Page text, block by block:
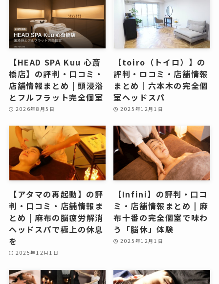
【HEAD SPA Kuu 心斎
橋店】の評判・口コミ・
店舗情報まとめ | 頭浸浴
とフルフラット完全個室
2026年8月5日
【toiro（トイロ）】の
評判・ロコミ・店舗情報
まとめ｜六本木の完全個
室ヘッドスパ
2025年12月1日
【アタマの再起動】の評
判・口コミ・店舗情報ま
とめ | 麻布の脳疲労解消
ヘッドスパで極上の休息
を
2025年12月1日
【Infini】の評判・口コ
ミ・店舗情報まとめ | 麻
布十番の完全個室で味わ
う「脳休」体験
2025年12月1日